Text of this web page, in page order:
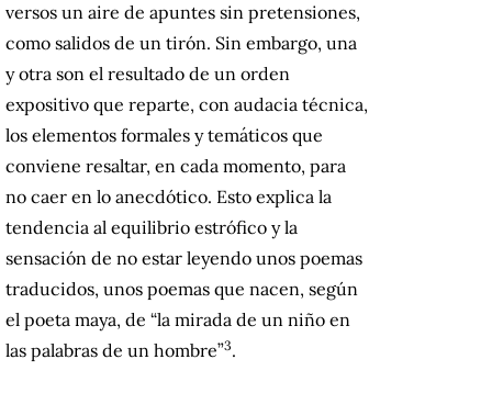
versos un aire de apuntes sin pretensiones,
como salidos de un tirón. Sin embargo, una
y otra son el resultado de un orden
expositivo que reparte, con audacia técnica,
los elementos formales y temáticos que
conviene resaltar, en cada momento, para
no caer en lo anecdótico. Esto explica la
tendencia al equilibrio estrófico y la
sensación de no estar leyendo unos poemas
traducidos, unos poemas que nacen, según
el poeta maya, de “la mirada de un niño en
las palabras de un hombre”3.